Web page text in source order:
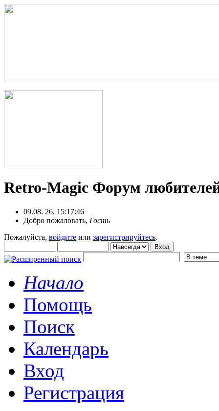
Retro-Magic Форум
09.08. 26, 15:17:46
Добро пожаловать, Гость
Пожалуйста, войдите или зарегистрируйтесь.
Начало
Помощь
Поиск
Календарь
Вход
Регистрация